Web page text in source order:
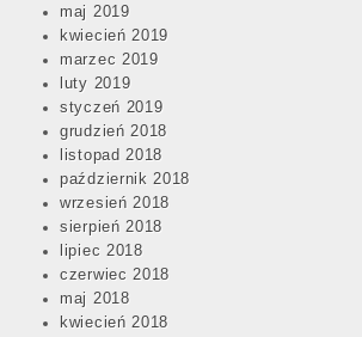
maj 2019
kwiecień 2019
marzec 2019
luty 2019
styczeń 2019
grudzień 2018
listopad 2018
październik 2018
wrzesień 2018
sierpień 2018
lipiec 2018
czerwiec 2018
maj 2018
kwiecień 2018